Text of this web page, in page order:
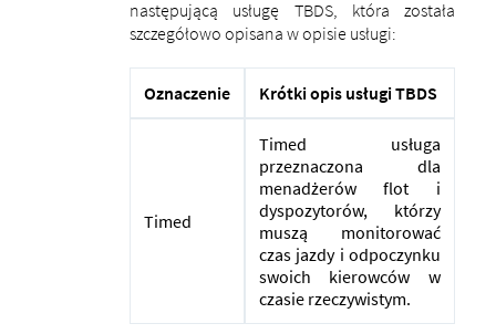
następującą usługę TBDS, która została
szczegółowo opisana w opisie usługi:
Oznaczenie Krótki opis usługi TBDS
Timed
Timed usługa
przeznaczona dla
menadżerów flot i
dyspozytorów, którzy
muszą monitorować
czas jazdy i odpoczynku
swoich kierowców w
czasie rzeczywistym.